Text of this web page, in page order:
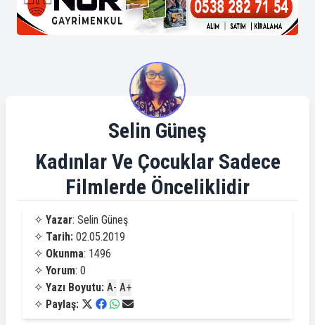
Selin Güneş
Kadınlar Ve Çocuklar Sadece
Filmlerde Önceliklidir
✧ Yazar: Selin Güneş
✧ Tarih: 02.05.2019
✧ Okunma: 1496
✧ Yorum: 0
✧ Yazı Boyutu: A- A+
✧ Paylaş: